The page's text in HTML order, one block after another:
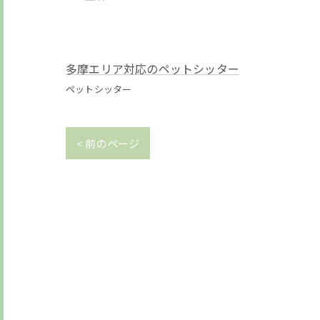
多摩エリア対応のペットシッター
ペットシッター
< 前のページ